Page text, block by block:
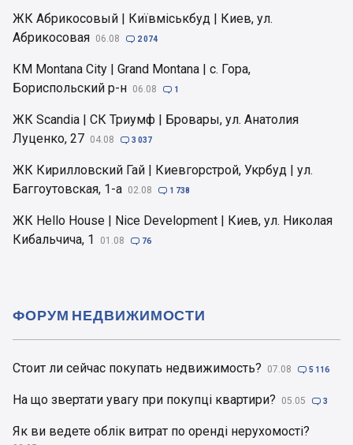
ЖК Абрикосовый | Київміськбуд | Киев, ул.
Абрикосовая 06.08  2 074
КМ Montana City | Grand Montana | с. Гора,
Бориспольский р-н 06.08  1
ЖК Scandia | СК Триумф | Бровары, ул. Анатолия
Луценко, 27 04.08  3 037
ЖК Кирилловский Гай | Киевгорстрой, Укрбуд | ул.
Баггоутовская, 1-а 02.08  1 738
ЖК Hello House | Nice Development | Киев, ул. Николая
Кибальчича, 1
01.08  76
Стоит ли сейчас покупать недвижимость? 07.08  5 116
На що звертати увагу при покупці квартири? 05.05  3
Як ви ведете облік витрат по оренді нерухомості?
ФОРУМ НЕДВИЖИМОСТИ